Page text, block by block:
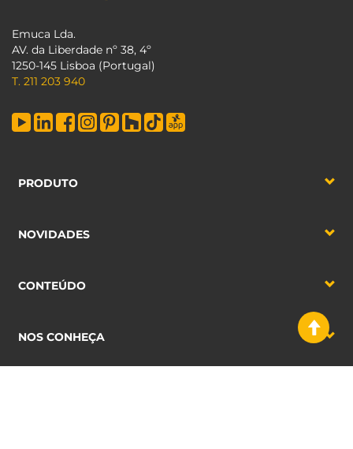
Emuca Lda.
AV. da Liberdade nº 38, 4º
1250-145 Lisboa (Portugal)
T. 211 203 940
PRODUTO
NOVIDADES
CONTEÚDO
NOS CONHEÇA